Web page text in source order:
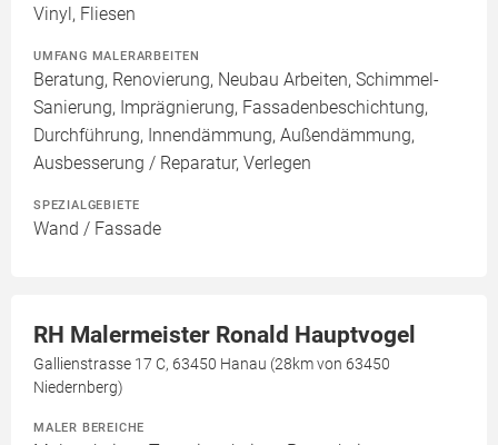
Vinyl, Fliesen
UMFANG MALERARBEITEN
Beratung, Renovierung, Neubau Arbeiten, Schimmel-
Sanierung, Imprägnierung, Fassadenbeschichtung,
Durchführung, Innendämmung, Außendämmung,
Ausbesserung / Reparatur, Verlegen
SPEZIALGEBIETE
Wand / Fassade
RH Malermeister Ronald Hauptvogel
Gallienstrasse 17 C, 63450 Hanau (28km von 63450
Niedernberg)
MALER BEREICHE